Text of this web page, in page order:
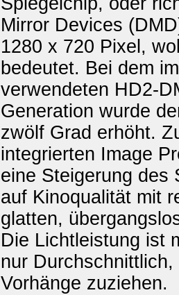
Mirror Devices
1280 x 720 Pixel,
bedeutet. Bei dem
verwendeten HD2-
Generation wurde
zwölf Grad erhöht.
integrierten Image
eine Steigerung des
auf Kinoqualität mit
glatten,
Die Lichtleistung ist
nur
Vorhänge zuziehen.